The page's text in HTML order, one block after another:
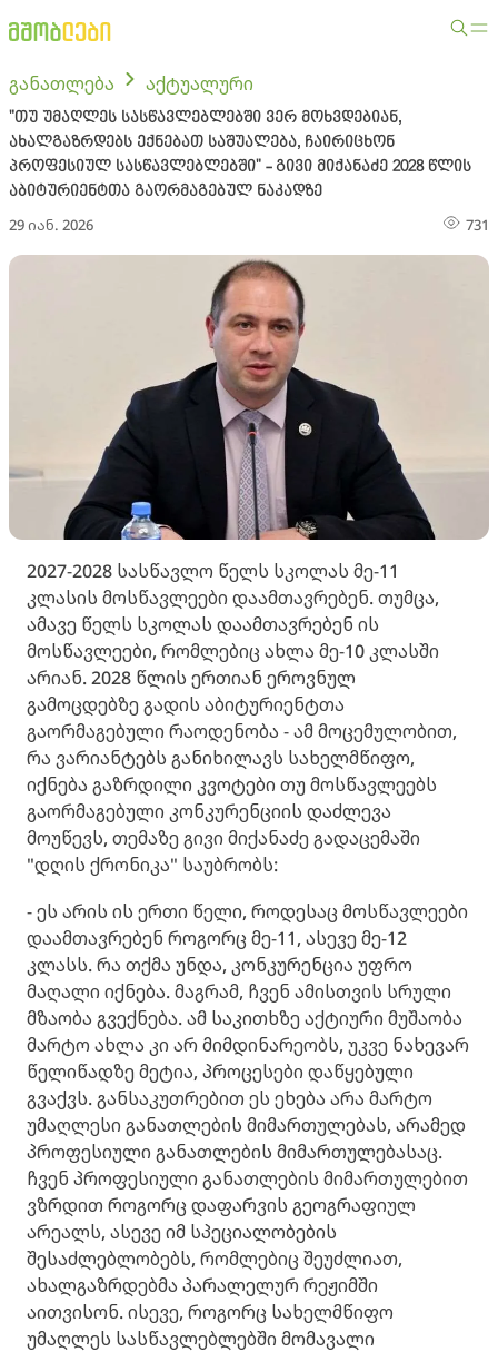
განათლება აქტუალური
"თუ უმაღლეს სასწავლებლებში ვერ მოხვდებიან,
ახალგაზრდებს ექნებათ საშუალება, ჩაირიცხონ
პროფესიულ სასწავლებლებში" - გივი მიქანაძე 2028 წლის
აბიტურიენტთა გაორმაგებულ ნაკადზე
29 იან. 2026 731
2027-2028 სასწავლო წელს სკოლას მე-11
კლასის მოსწავლეები დაამთავრებენ. თუმცა,
ამავე წელს სკოლას დაამთავრებენ ის
მოსწავლეები, რომლებიც ახლა მე-10 კლასში
არიან. 2028 წლის ერთიან ეროვნულ
გამოცდებზე გადის აბიტურიენტთა
გაორმაგებული რაოდენობა - ამ მოცემულობით,
რა ვარიანტებს განიხილავს სახელმწიფო,
იქნება გაზრდილი კვოტები თუ მოსწავლეებს
გაორმაგებული კონკურენციის დაძლევა
მოუწევს, თემაზე გივი მიქანაძე გადაცემაში
"დღის ქრონიკა" საუბრობს:
- ეს არის ის ერთი წელი, როდესაც მოსწავლეები
დაამთავრებენ როგორც მე-11, ასევე მე-12
კლასს. რა თქმა უნდა, კონკურენცია უფრო
მაღალი იქნება. მაგრამ, ჩვენ ამისთვის სრული
მზაობა გვექნება. ამ საკითხზე აქტიური მუშაობა
მარტო ახლა კი არ მიმდინარეობს, უკვე ნახევარ
წელიწადზე მეტია, პროცესები დაწყებული
გვაქვს. განსაკუთრებით ეს ეხება არა მარტო
უმაღლესი განათლების მიმართულებას, არამედ
პროფესიული განათლების მიმართულებასაც.
ჩვენ პროფესიული განათლების მიმართულებით
ვზრდით როგორც დაფარვის გეოგრაფიულ
არეალს, ასევე იმ სპეციალობების
შესაძლებლობებს, რომლებიც შეუძლიათ,
ახალგაზრდებმა პარალელურ რეჟიმში
აითვისონ. ისევე, როგორც სახელმწიფო
უმაღლეს სასწავლებლებში მომავალი